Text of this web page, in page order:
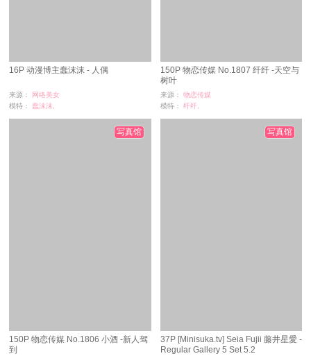
16P 动漫博主蠢沫沫 - 人偶
来源：
网络美女
模特：
蠢沫沫,
150P 物恋传媒 No.1807 纤纤 -天空与
树叶
来源：
物恋传媒
模特：
纤纤,
150P 物恋传媒 No.1806 小酒 -新人驾
到
写真馆
37P [Minisuka.tv] Seia Fujii 藤井星愛 -
Regular Gallery 5 Set 5.2
写真馆